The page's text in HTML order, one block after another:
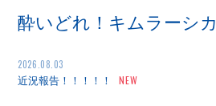
酔いどれ！キムラーシカ
2026.08.03
近況報告！！！！！